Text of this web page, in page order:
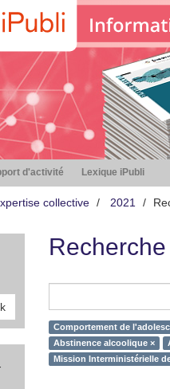
d'activité Lexique iPubli
collective 2021
Recherche
Comportement de
Abstinence alcoolique ×
Mission Interministérielle